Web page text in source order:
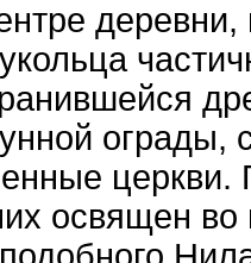
деревни,
ограды,
церкви.
освящен во